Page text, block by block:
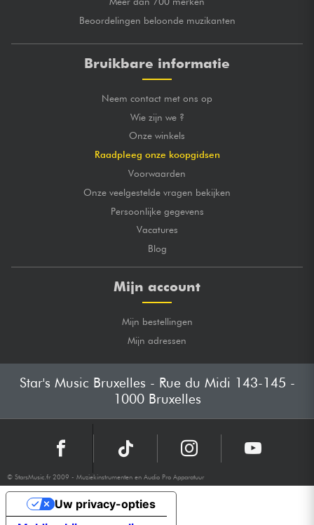
Beoordelingen beloonde muzikanten
Bruikbare informatie
Neem contact met ons op
Wie zijn we ?
Onze winkels
Raadpleeg onze koopgidsen
Voorwaarden
Onze veelgestelde vragen bekijken
Persoonlijke gegevens
Vacatures
Blog
Mijn account
Mijn bestellingen
Mijn adressen
Star's Music Bruxelles - Rue du Midi 143-145 -
1000 Bruxelles
© StarsMusic.fr 2009 - Muziekinstrumenten en Audio Pro Apparatuur
Uw privacy-opties